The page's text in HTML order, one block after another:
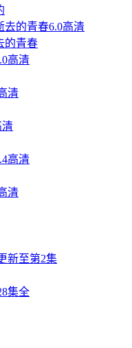
6.0高清
的青春
高清
清
清
高清
清
新至第2集
集全